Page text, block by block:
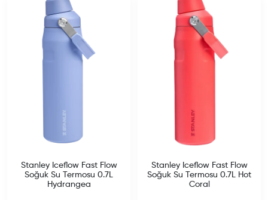
Stanley Iceflow Fast Flow
Soğuk Su Termosu 0.7L
Hydrangea
Stanley Iceflow Fast Flow
Soğuk Su Termosu 0.7L Hot
Coral